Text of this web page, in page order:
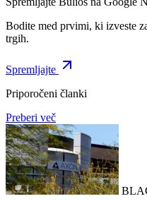
Bodite med prvimi, ki izveste
trgih.
Spremljajte
Priporočeni članki
Preberi več